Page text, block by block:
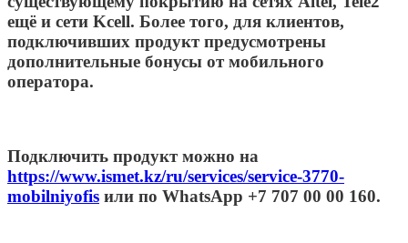
ещё и сети Kcell. Более того, для клиентов,
подключивших продукт предусмотрены
дополнительные бонусы от мобильного
оператора.
Подключить продукт можно на
https://www.ismet.kz/ru/services/service-3770-
mobilniyofis или по WhatsApp +7 707 00 00 160.